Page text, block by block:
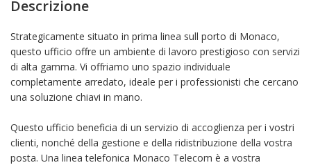
Descrizione
Strategicamente situato in prima linea sull porto di Monaco,
questo ufficio offre un ambiente di lavoro prestigioso con servizi
di alta gamma. Vi offriamo uno spazio individuale
completamente arredato, ideale per i professionisti che cercano
una soluzione chiavi in mano.
Questo ufficio beneficia di un servizio di accoglienza per i vostri
clienti, nonché della gestione e della ridistribuzione della vostra
posta. Una linea telefonica Monaco Telecom è a vostra